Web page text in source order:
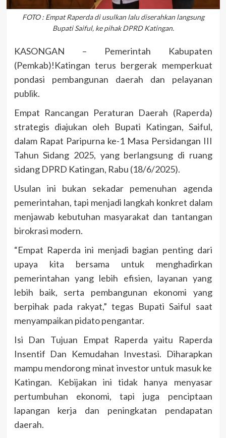
FOTO : Empat Raperda di usulkan lalu diserahkan langsung
Bupati Saiful, ke pihak DPRD Katingan.
KASONGAN – Pemerintah Kabupaten
(Pemkab)!Katingan terus bergerak memperkuat
pondasi pembangunan daerah dan pelayanan
publik.
Empat Rancangan Peraturan Daerah (Raperda)
strategis diajukan oleh Bupati Katingan, Saiful,
dalam Rapat Paripurna ke-1 Masa Persidangan III
Tahun Sidang 2025, yang berlangsung di ruang
sidang DPRD Katingan, Rabu (18/6/2025).
Usulan ini bukan sekadar pemenuhan agenda
pemerintahan, tapi menjadi langkah konkret dalam
menjawab kebutuhan masyarakat dan tantangan
birokrasi modern.
“Empat Raperda ini menjadi bagian penting dari
upaya kita bersama untuk menghadirkan
pemerintahan yang lebih efisien, layanan yang
lebih baik, serta pembangunan ekonomi yang
berpihak pada rakyat,” tegas Bupati Saiful saat
menyampaikan pidato pengantar.
Isi Dan Tujuan Empat Raperda yaitu Raperda
Insentif Dan Kemudahan Investasi. Diharapkan
mampu mendorong minat investor untuk masuk ke
Katingan. Kebijakan ini tidak hanya menyasar
pertumbuhan ekonomi, tapi juga penciptaan
lapangan kerja dan peningkatan pendapatan
daerah.